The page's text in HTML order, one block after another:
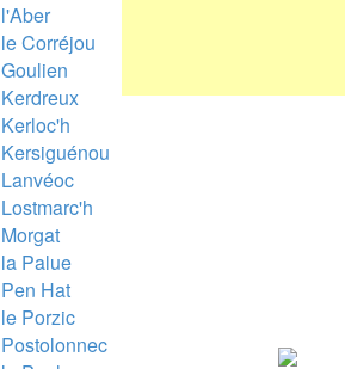
l'Aber
le Corréjou
Goulien
Kerdreux
Kerloc'h
Kersiguénou
Lanvéoc
Lostmarc'h
Morgat
la Palue
Pen Hat
le Porzic
Postolonnec